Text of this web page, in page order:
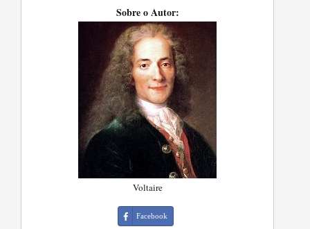
Sobre o Autor:
Voltaire
Facebook